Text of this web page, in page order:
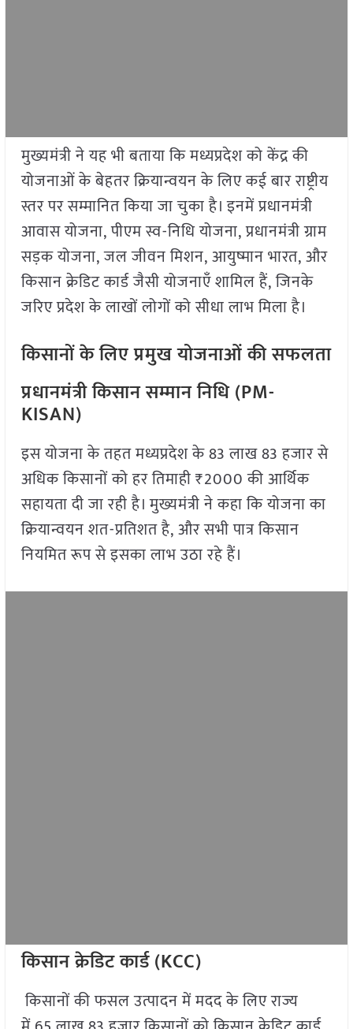
मुख्यमंत्री ने यह भी बताया कि मध्यप्रदेश को केंद्र की
योजनाओं के बेहतर क्रियान्वयन के लिए कई बार राष्ट्रीय
स्तर पर सम्मानित किया जा चुका है। इनमें प्रधानमंत्री
आवास योजना, पीएम स्व-निधि योजना, प्रधानमंत्री ग्राम
सड़क योजना, जल जीवन मिशन, आयुष्मान भारत, और
किसान क्रेडिट कार्ड जैसी योजनाएँ शामिल हैं, जिनके
जरिए प्रदेश के लाखों लोगों को सीधा लाभ मिला है।
किसानों के लिए प्रमुख योजनाओं की सफलता
प्रधानमंत्री किसान सम्मान निधि (PM-
KISAN)
इस योजना के तहत मध्यप्रदेश के 83 लाख 83 हजार से
अधिक किसानों को हर तिमाही ₹2000 की आर्थिक
सहायता दी जा रही है। मुख्यमंत्री ने कहा कि योजना का
क्रियान्वयन शत-प्रतिशत है, और सभी पात्र किसान
नियमित रूप से इसका लाभ उठा रहे हैं।
किसान क्रेडिट कार्ड (KCC)
किसानों की फसल उत्पादन में मदद के लिए राज्य